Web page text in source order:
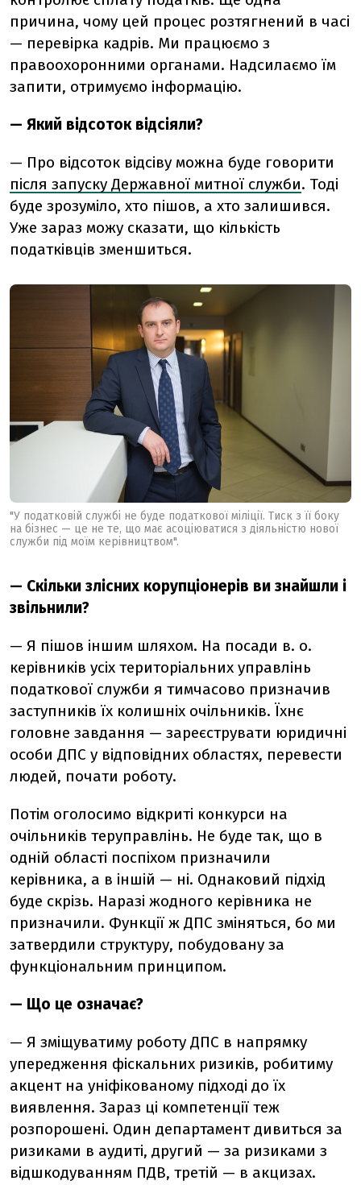
причина, чому цей процес розтягнений в часі
— перевірка кадрів. Ми працюємо з
правоохоронними органами. Надсилаємо їм
запити, отримуємо інформацію.
— Який відсоток відсіяли?
— Про відсоток відсіву можна буде говорити
після запуску Державної митної служби. Тоді
буде зрозуміло, хто пішов, а хто залишився.
Уже зараз можу сказати, що кількість
податківців зменшиться.
"У податковій службі не буде податкової міліції. Тиск з її боку
на бізнес — це не те, що має асоціюватися з діяльністю нової
служби під моїм керівництвом".
— Скільки злісних корупціонерів ви знайшли і
звільнили?
— Я пішов іншим шляхом. На посади в. о.
керівників усіх територіальних управлінь
податкової служби я тимчасово призначив
заступників їх колишніх очільників. Їхнє
головне завдання — зареєструвати юридичні
особи ДПС у відповідних областях, перевести
людей, почати роботу.
Потім оголосимо відкриті конкурси на
очільників теруправлінь. Не буде так, що в
одній області поспіхом призначили
керівника, а в іншій — ні. Однаковий підхід
буде скрізь. Наразі жодного керівника не
призначили. Функції ж ДПС зміняться, бо ми
затвердили структуру, побудовану за
функціональним принципом.
— Що це означає?
— Я зміщуватиму роботу ДПС в напрямку
упередження фіскальних ризиків, робитиму
акцент на уніфікованому підході до їх
виявлення. Зараз ці компетенції теж
розпорошені. Один департамент дивиться за
ризиками в аудиті, другий — за ризиками з
відшкодуванням ПДВ, третій — в акцизах.